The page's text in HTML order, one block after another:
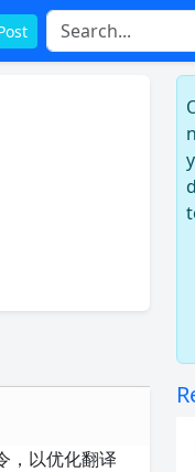
，以优化翻译